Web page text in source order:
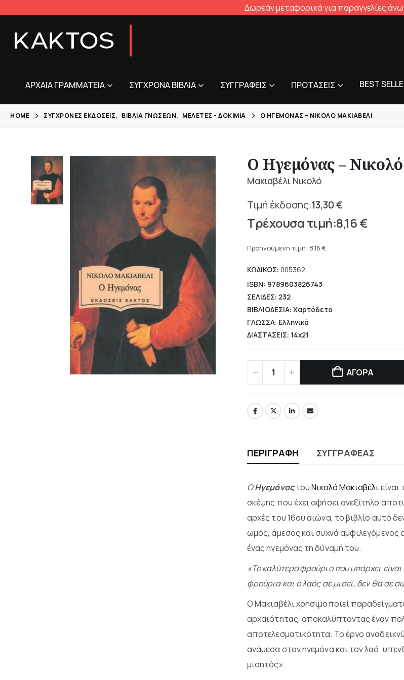
Δωρεάν μεταφορικά για παραγγελίες
ΑΡΧΑΊΑ ΓΡΑΜΜΑΤΕΊΑ ΣΎΓΧΡΟΝΑ ΒΙΒΛΊΑ ΣΥΓΓΡΑΦΕΊΣ ΠΡΟΤΆΣΕΙΣ BEST
HOME ΣΎΓΧΡΟΝΕΣ ΕΚΔΌΣΕΙΣ, ΒΙΒΛΊΑ ΓΝΏΣΕΩΝ, ΜΕΛΈΤΕΣ - ΔΟΚΊΜΙΑ Ο ΗΓΕΜΌΝΑΣ – ΝΙΚΟΛΌ ΜΑΚΙΑΒΈΛΙ
Ο Ηγεμόνας –
Μακιαβέλι Νικολό
13,30€
Original
price
was:
13,30 €.
8,16€
τρέχουσα
είναι:
8,16 €.
Προηγούμενη τιμή: 8,16 €.
ΚΩΔΙΚΟΣ: 005362
ISBN: 9789603826743
ΣΕΛΙΔΕΣ: 232
ΒΙΒΛΙΟΔΕΣΙΑ: Χαρτόδετο
ΓΛΩΣΣΑ: Ελληνικά
ΔΙΑΣΤΑΣΕΙΣ: 14x21
ΑΓΟΡΑ
ΠΕΡΙΓΡΑΦΉ ΣΥΓΓΡΑΦΈΑΣ
ΟΗγεμόναςτουΝικολό Μακιαβέλι
σκέψης που έχει αφήσει ανεξίτηλο
αρχές του 16ου αιώνα, το βιβλίο αυτό
ωμός, άμεσος και συχνά αμφιλεγόμενος
ένας ηγεμόνας τη δύναμή του.
«Το καλύτερο φρούριο που υπάρχει
φρούρια και ο λαός σε μισεί, δεν θα σε
Ο Μακιαβέλι χρησιμοποιεί
αρχαιότητας, αποκαλύπτοντας έναν
αποτελεσματικότητα. Το έργο
ανάμεσα στον ηγεμόνα και τον λαό,
μισητός».